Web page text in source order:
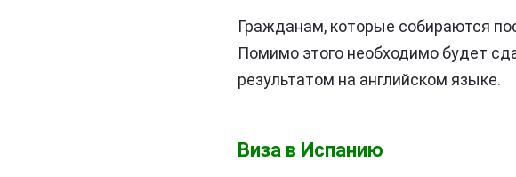
Гражданам, которые собираются
Помимо этого необходимо будет
результатом на английском языке.
Виза в Испанию